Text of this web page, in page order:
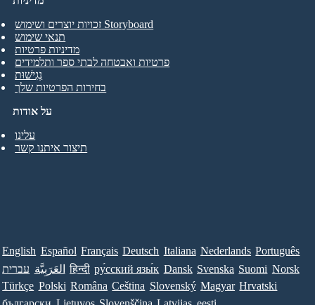
על אודות
עלינו
תיצור איתנו קשר
זכויות יוצרים ושימוש Storyboard
תנאי שימוש
מדיניות פרטיות
פרטיות ואבטחה לבתי ספר ותלמידים
נְגִישׁוּת
בחירות הפרטיות שלך
English Español Français Deutsch Italiana Nederlands Português
עברית العَرَبِيَّة हिन्दी ру́сский язы́к Dansk Svenska Suomi Norsk
Türkçe Polski Româna Ceština Slovenský Magyar Hrvatski